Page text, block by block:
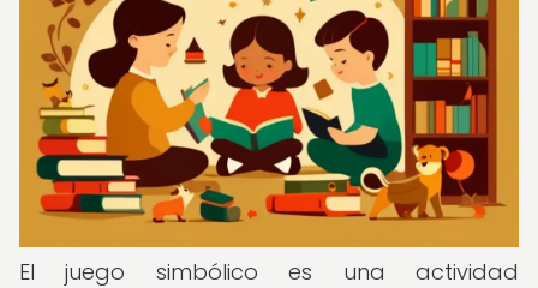
El juego simbólico es una actividad